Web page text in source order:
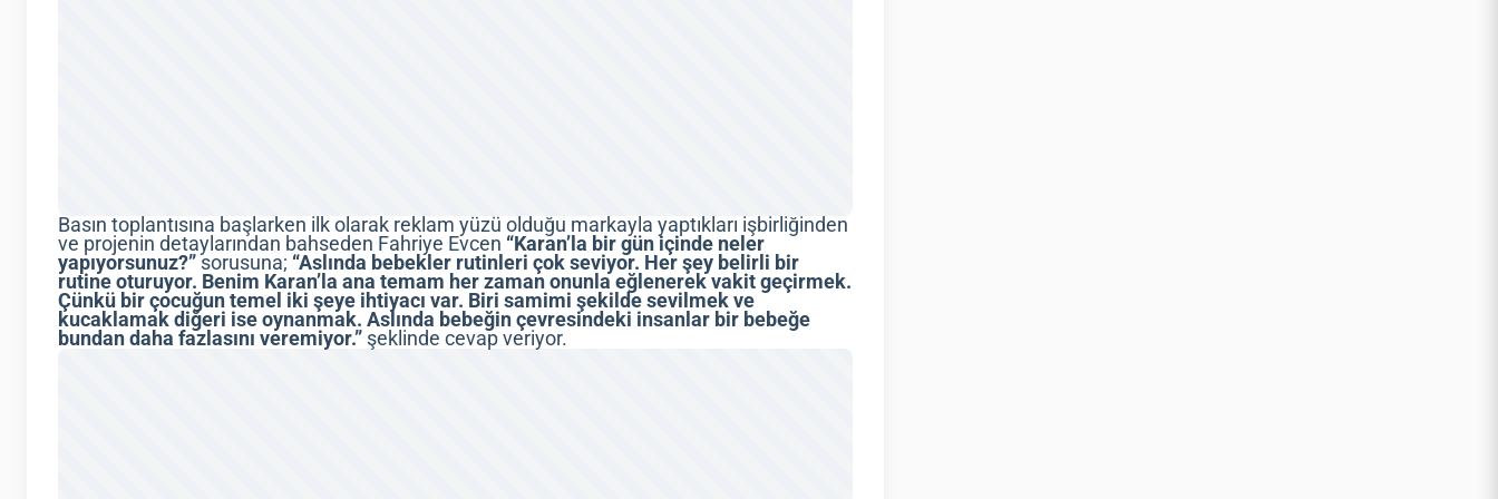
Basın toplantısına başlarken ilk olarak reklam yüzü olduğu markayla yaptıkları işbirliğinden
ve projenin detaylarından bahseden Fahriye Evcen “Karan’la bir gün içinde neler
yapıyorsunuz?”sorusuna; “Aslında bebekler rutinleri çok seviyor. Her şey belirli bir
rutine oturuyor. Benim Karan’la ana temam her zaman onunla eğlenerek vakit geçirmek.
Çünkü bir çocuğun temel iki şeye ihtiyacı var. Biri samimi şekilde sevilmek ve
kucaklamak diğeri ise oynanmak. Aslında bebeğin çevresindeki insanlar bir bebeğe
bundan daha fazlasını veremiyor.” şeklinde cevap veriyor.